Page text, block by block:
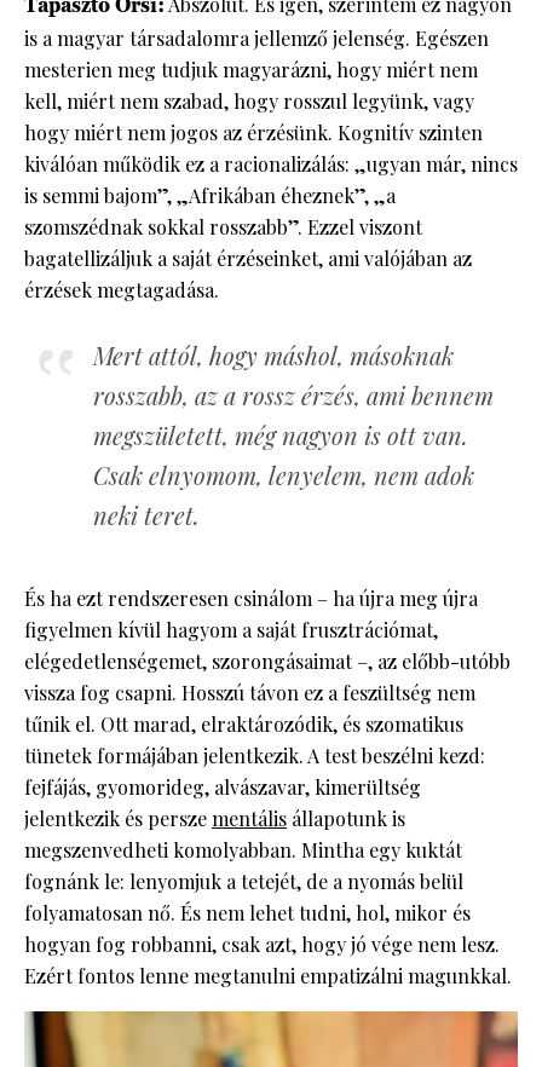
is a magyar társadalomra jellemző jelenség. Egészen
mesterien meg tudjuk magyarázni, hogy miért nem
kell, miért nem szabad, hogy rosszul legyünk, vagy
hogy miért nem jogos az érzésünk. Kognitív szinten
kiválóan működik ez a racionalizálás: „ugyan már, nincs
is semmi bajom”, „Afrikában éheznek”, „a
szomszédnak sokkal rosszabb”. Ezzel viszont
bagatellizáljuk a saját érzéseinket, ami valójában az
érzések megtagadása.
Mert attól, hogy máshol, másoknak
rosszabb, az a rossz érzés, ami bennem
megszületett, még nagyon is ott van.
Csak elnyomom, lenyelem, nem adok
neki teret.
És ha ezt rendszeresen csinálom – ha újra meg újra
figyelmen kívül hagyom a saját frusztrációmat,
elégedetlenségemet, szorongásaimat –, az előbb-utóbb
vissza fog csapni. Hosszú távon ez a feszültség nem
tűnik el. Ott marad, elraktározódik, és szomatikus
tünetek formájában jelentkezik. A test beszélni kezd:
fejfájás, gyomorideg, alvászavar, kimerültség
jelentkezik és perszementális állapotunk is
megszenvedheti komolyabban. Mintha egy kuktát
fognánk le: lenyomjuk a tetejét, de a nyomás belül
folyamatosan nő. És nem lehet tudni, hol, mikor és
hogyan fog robbanni, csak azt, hogy jó vége nem lesz.
Ezért fontos lenne megtanulni empatizálni magunkkal.